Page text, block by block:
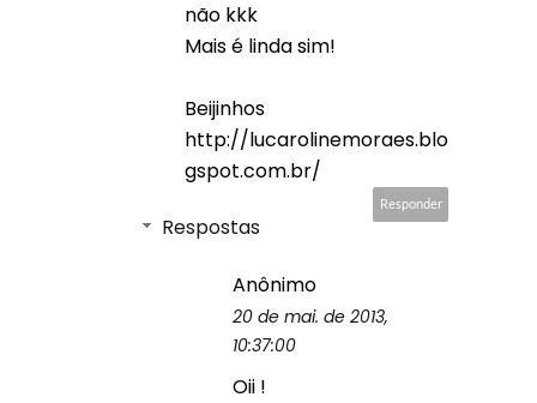
não kkk
Mais é linda sim!
Beijinhos
http://lucarolinemoraes.blo
gspot.com.br/
Responder
Respostas
Anônimo
20 de mai. de 2013,
10:37:00
Oii !